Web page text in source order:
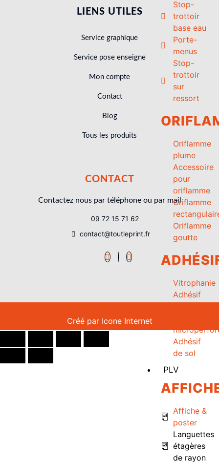
Stop-
trottoir
base eau
Porte-
menus
Stop-
trottoir
sur
ressort
Oriflamme
plume
Accessoire
pour
oriflamme
Oriflamme
Oriflamme
goutte
Vitrophanie
Adhésif
Adhésif
de sol
PLV
Affiche &
poster
Languettes
étagères
de rayon
LIENS UTILES
Service graphique
Service pose enseigne
Mon compte
Contact
Blog
Tous les produits
CONTACT
Contactez nous par téléphone ou par mail
09 72 15 71 62
contact@toutleprint.fr
Créé par Icone Internet